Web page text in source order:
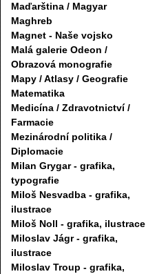
Maďarština / Magyar
Maghreb
Magnet - Naše vojsko
Malá galerie Odeon /
Obrazová monografie
Mapy / Atlasy / Geografie
Matematika
Medicína / Zdravotnictví /
Farmacie
Mezinárodní politika /
Diplomacie
Milan Grygar - grafika,
typografie
Miloš Nesvadba - grafika,
ilustrace
Miloš Noll - grafika, ilustrace
Miloslav Jágr - grafika,
ilustrace
Miloslav Troup - grafika,